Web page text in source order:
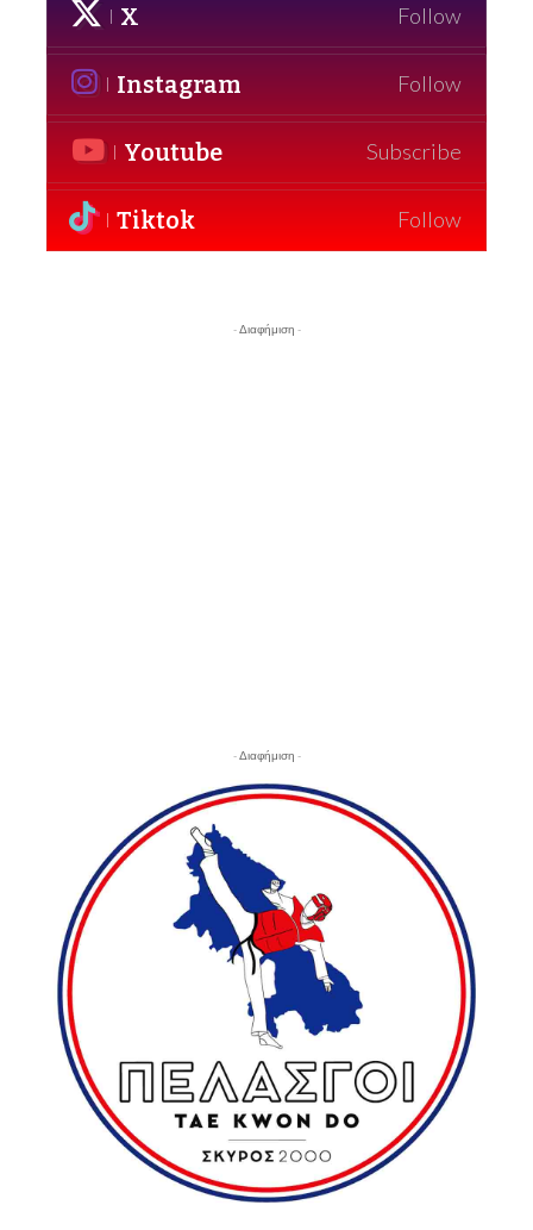
X Follow
Instagram Follow
Youtube Subscribe
Tiktok Follow
- Διαφήμιση -
- Διαφήμιση -